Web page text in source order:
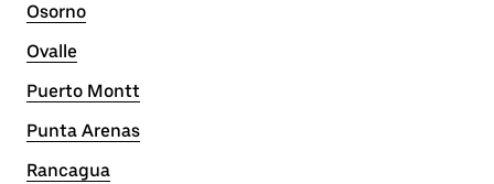
Osorno
Ovalle
Puerto Montt
Punta Arenas
Rancagua